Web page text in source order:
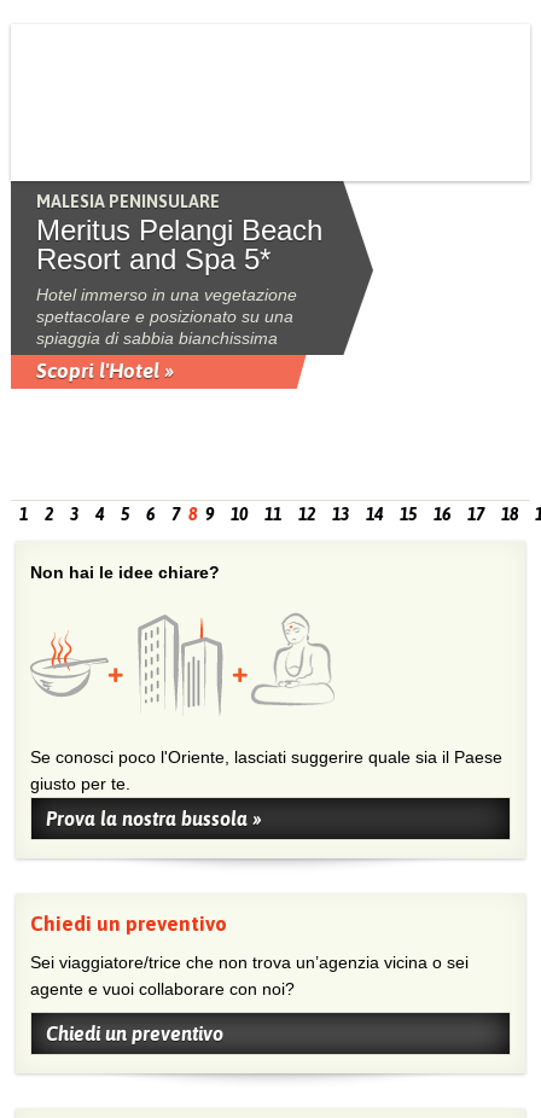
MALESIA PENINSULARE
Meritus Pelangi Beach
Resort and Spa 5*
Hotel immerso in una vegetazione
spettacolare e posizionato su una
spiaggia di sabbia bianchissima
Scopri l'Hotel »
1 2 3 4 5 6 7 8 9 10 11 12 13 14 15 16 17 18
Non hai le idee chiare?
Se conosci poco l'Oriente, lasciati suggerire quale sia il Paese
giusto per te.
Prova la nostra bussola »
Chiedi un preventivo
Sei viaggiatore/trice che non trova un’agenzia vicina o sei
agente e vuoi collaborare con noi?
Chiedi un preventivo